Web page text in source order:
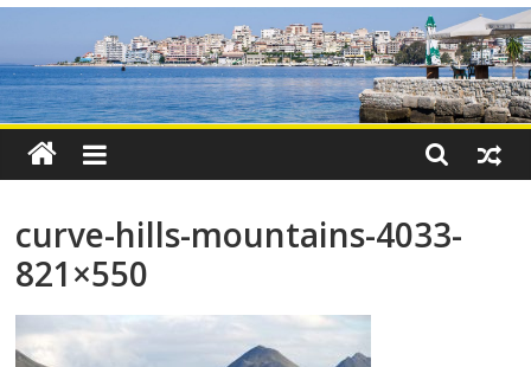
curve-hills-mountains-4033-
821×550